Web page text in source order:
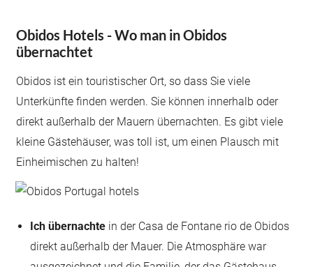
Obidos Hotels - Wo man in Obidos
übernachtet
Obidos ist ein touristischer Ort, so dass Sie viele
Unterkünfte finden werden. Sie können innerhalb oder
direkt außerhalb der Mauern übernachten. Es gibt viele
kleine Gästehäuser, was toll ist, um einen Plausch mit
Einheimischen zu halten!
Ich übernachte in der Casa de Fontane rio de Obidos
direkt außerhalb der Mauer. Die Atmosphäre war